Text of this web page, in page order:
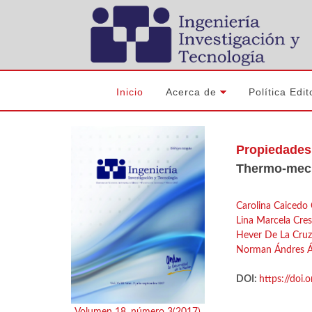
Inicio Acerca de Política
Thermo-
Carolina Caicedo
Lina Marcela
Hever De La
Norman Ándres
DOI: https://